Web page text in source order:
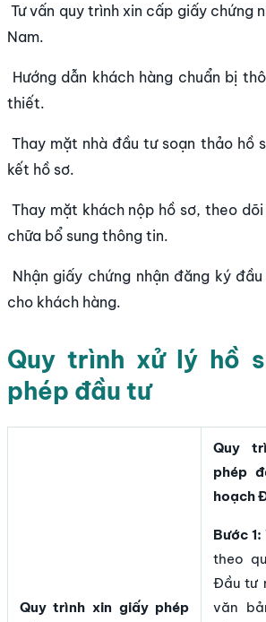
Tư vấn quy trình xin cấp giấy chứng
Nam.
Hướng dẫn khách hàng chuẩn bị
thiết.
Thay mặt nhà đầu tư soạn thảo hồ
kết hồ sơ.
Thay mặt khách nộp hồ sơ, theo
chữa bổ sung thông tin.
Nhận giấy chứng nhận đăng ký
cho khách hàng.
Quy trình xử lý hồ
phép đầu tư
Quy trình xin giấy phép
Quy
phép
hoạch
Bước 1:
theo
Đầu tư
văn